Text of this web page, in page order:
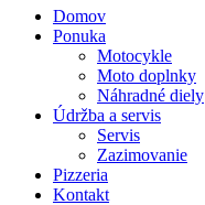
Domov
Ponuka
Motocykle
Moto doplnky
Náhradné diely
Údržba a servis
Servis
Zazimovanie
Pizzeria
Kontakt